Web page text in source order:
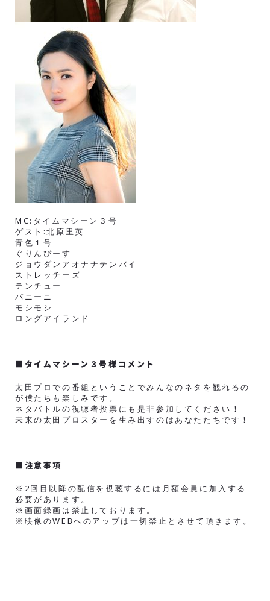
MC:タイムマシーン３号
ゲスト:北原里英
青色１号
ぐりんぴーす
ジョウダンアオナナテンバイ
ストレッチーズ
テンチュー
パニーニ
モシモシ
ロングアイランド
■タイムマシーン３号様コメント
太田プロでの番組ということでみんなのネタを観れるの
が僕たちも楽しみです。
ネタバトルの視聴者投票にも是非参加してください！
未来の太田プロスターを生み出すのはあなたたちです！
■注意事項
※2回目以降の配信を視聴するには月額会員に加入する
必要があります。
※画面録画は禁止しております。
※映像のWEBへのアップは一切禁止とさせて頂きます。